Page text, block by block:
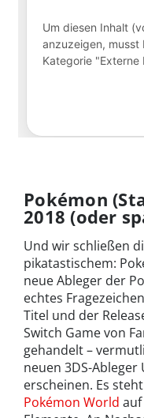
Pokémon
2018 (oder
Und wir schließen
pikatastischem:
neue Ableger der
echtes
Titel und der
Switch Game von
gehandelt –
neuen 3DS-
erscheinen. Es
Pokémon World